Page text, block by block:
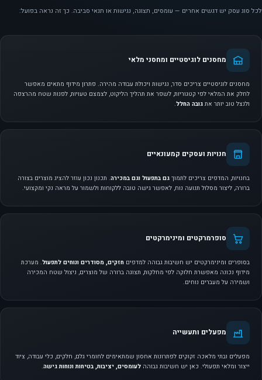
לכל סוג עסק יש דגשים אחרים — עומסים, תצוגה, נגישות או תנאי סביבה. כך זה נראה בפועל:
מחסנים לוגיסטיים ומחסני מלאי
מחסנים לוגיסטיים צריכים סדר, נגישות ויכולת עבודה מהירה. פתרון מידוף מתאים מאפשר
לחלק את המלאי לפי קטגוריות, לשפר את תהליך הליקוט, לצמצם טעויות, לפנות שטח מהרצפה
ולנצל טוב יותר את גובה החלל.
חנויות ועסקים קמעונאיים
בחנויות, המדפים צריכים לתמוך גם בתפעול וגם במכירה. תכנון נכון עוזר להציג מוצרים בצורה
ברורה, ליצור מסלול תנועה נוח, לאפשר גישה טובה ללקוחות ולשמור על מראה נקי ומקצועי.
סופרמרקטים ומינימרקטים
בסופרים ומינימרקטים יש חשיבות גבוהה למדפים חזקים, מסודרים ונוחים לתפעול. מערכת
מידוף נכונה מאפשרת חלוקה לפי מחלקות, תצוגה ברורה של מוצרים, ניצול שטח המכירה
ושמירה על מעברים נוחים.
מפעלים ותעשייה
מפעלים ובתי מלאכה זקוקים לפתרונות אחסון שמתאימים לחומרי גלם, חלקים, כלי עבודה, ציוד
ייצור ומלאי תפעולי. כאן יש חשיבות גבוהה לעומסים, יציבות, בטיחות ונוחות גישה.